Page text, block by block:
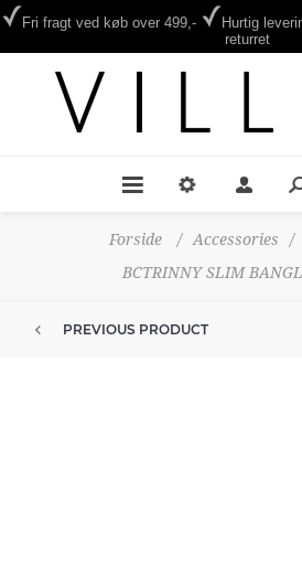
Fri fragt ved køb over 499,- Hurtig
returret
Forside / Accessories /
BCTRINNY SLIM
PREVIOUS PRODUCT